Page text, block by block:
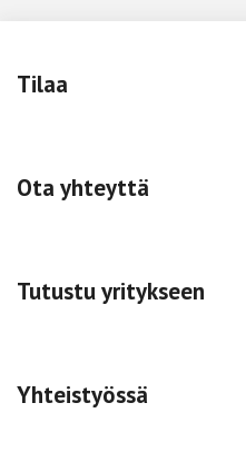
Tilaa
Ota yhteyttä
Tutustu yritykseen
Yhteistyössä